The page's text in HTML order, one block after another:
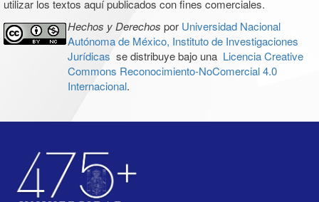
utilizar los textos aquí publicados con fines comerciales.
Hechos y Derechos por Universidad Nacional
Autónoma de México, Instituto de Investigaciones
Jurídicas se distribuye bajo una Licencia Creative
Commons Reconocimiento-NoComercial 4.0
Internacional.